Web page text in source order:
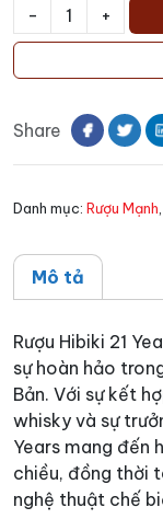
-
Rượu
21
số
+
Share
Danh mục: Rượu Mạnh,
Mô tả
Rượu Hibiki 21
sự hoàn hảo
Bản. Với sự kết
whisky và sự
Years mang đến
chiều, đồng thời
nghệ thuật chế